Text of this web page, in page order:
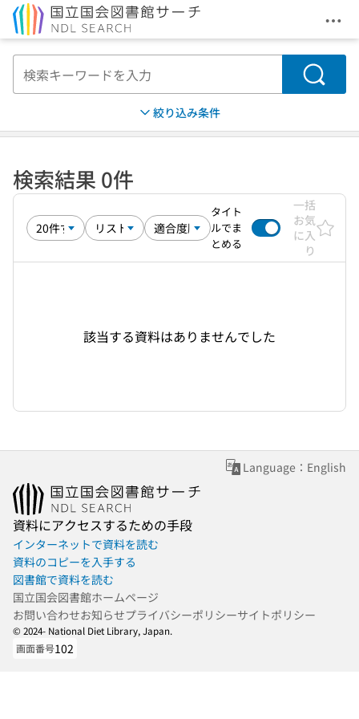
メ
検索
絞り込み条件
検索結果 0件
タイト
ルでま
とめる
一括
お気
に入
り
該当する資料はありませんでした
Language：English
資料にアクセスするための手段
インターネットで資料を読む
資料のコピーを入手する
図書館で資料を読む
国立国会図書館ホームページ
お問い合わせお知らせプライバシーポリシーサイトポリシー
© 2024- National Diet Library, Japan.
画面番号102